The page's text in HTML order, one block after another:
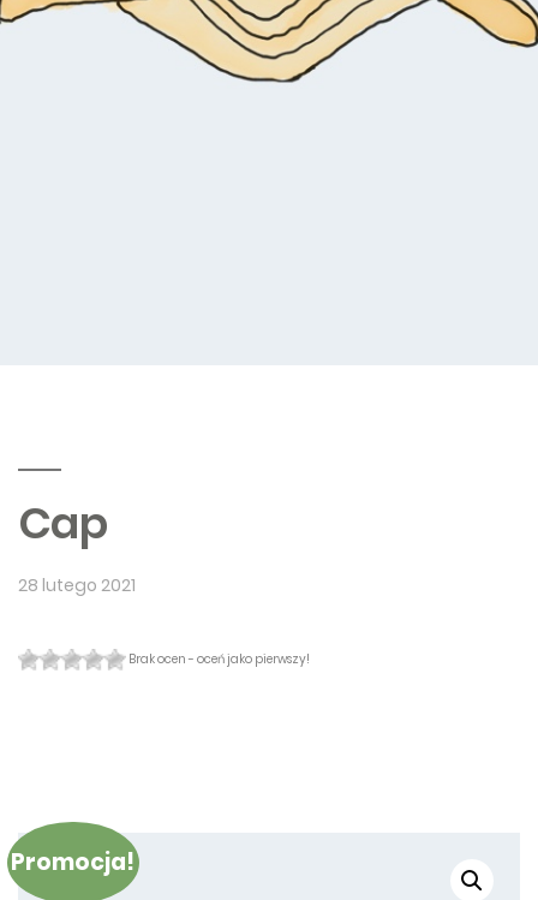
Cap
28 lutego 2021
Brak ocen - oceń jako pierwszy!
Promocja!